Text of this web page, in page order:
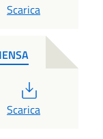
Scarica
Scarica